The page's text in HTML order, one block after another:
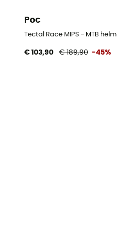
Poc
Tectal Race MIPS - MTB helm
€ 103,90 € 189,90 -45%